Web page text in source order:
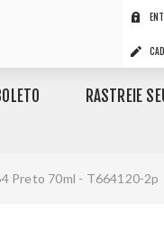
RASTREIE
Preto 70ml - T664120-2p